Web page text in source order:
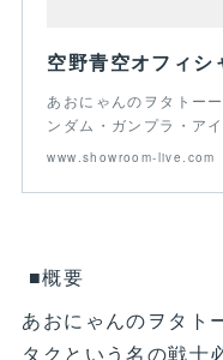
あおにゃんのヲタトー
ンダム・ガンプラ・ア
www.showroom-live.com
■概要
あおにゃんのヲタト
タクという名の戦士